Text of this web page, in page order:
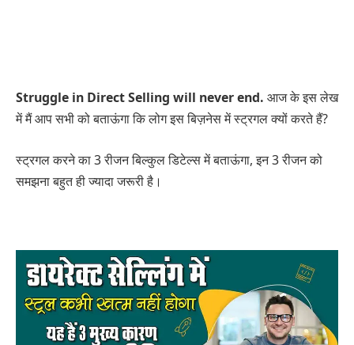
Struggle in Direct Selling will never end. आज के इस लेख
में मैं आप सभी को बताऊंगा कि लोग इस बिज़नेस में स्ट्रगल क्यों करते हैं?
स्ट्रगल करने का 3 रीजन बिल्कुल डिटेल्स में बताऊंगा, इन 3 रीजन को
समझना बहुत ही ज्यादा जरूरी है।